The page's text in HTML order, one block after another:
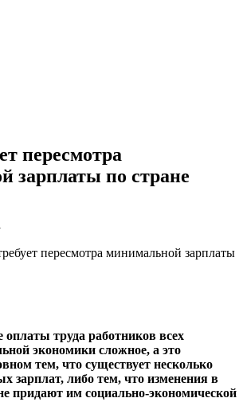
пересмотра
зарплаты по стране
пересмотра минимальной зарплаты
труда работников всех
экономики сложное, а это
тем, что существует несколько
зарплат, либо тем, что изменения в
придают им социально-экономической